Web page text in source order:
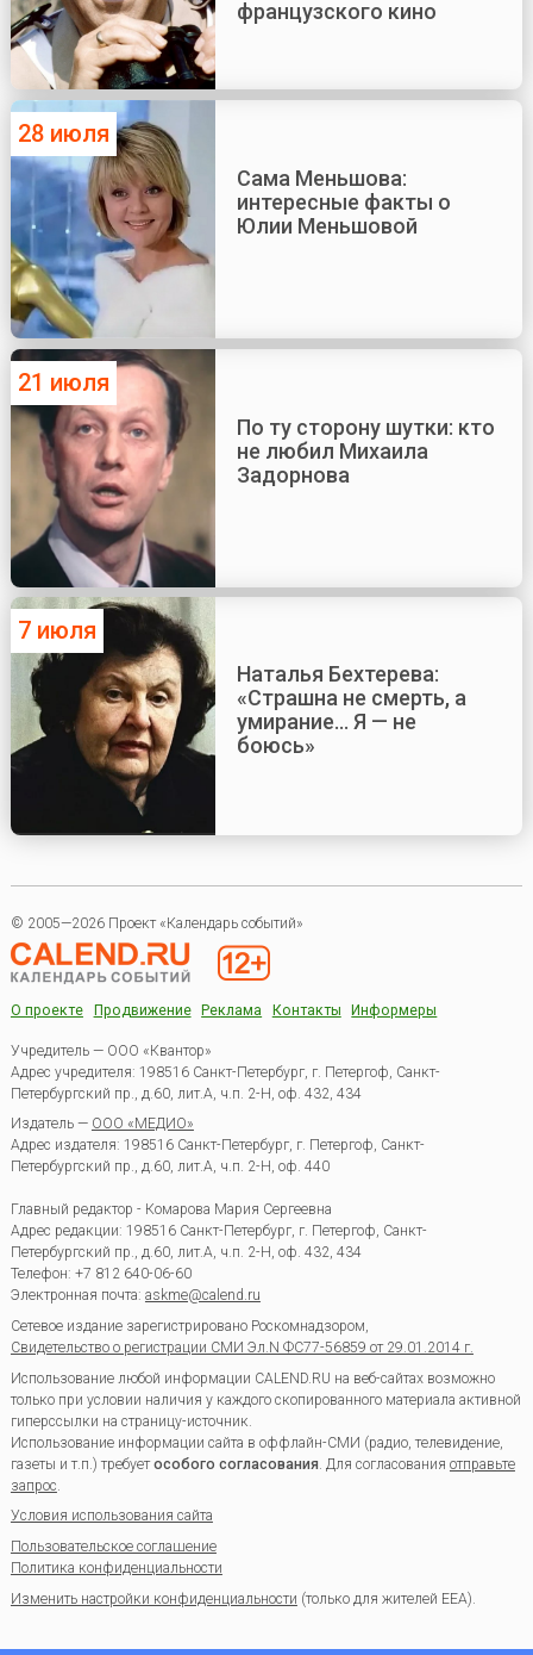
французского кино
28 июля
Сама Меньшова:
интересные факты о
Юлии Меньшовой
21 июля
По ту сторону шутки: кто
не любил Михаила
Задорнова
7 июля
Наталья Бехтерева:
«Страшна не смерть, а
умирание... Я — не
боюсь»
© 2005—2026 Проект «Календарь событий»
О проекте Продвижение Реклама Контакты Информеры
Учредитель — ООО «Квантор»
Адрес учредителя: 198516 Санкт-Петербург, г. Петергоф, Санкт-
Петербургский пр., д.60, лит.А, ч.п. 2-Н, оф. 432, 434
Издатель — ООО «МЕДИО»
Адрес издателя: 198516 Санкт-Петербург, г. Петергоф, Санкт-
Петербургский пр., д.60, лит.А, ч.п. 2-Н, оф. 440
Главный редактор - Комарова Мария Сергеевна
Адрес редакции: 198516 Санкт-Петербург, г. Петергоф, Санкт-
Петербургский пр., д.60, лит.А, ч.п. 2-Н, оф. 432, 434
Телефон: +7 812 640-06-60
Электронная почта: askme@calend.ru
Сетевое издание зарегистрировано Роскомнадзором,
Свидетельство о регистрации СМИ Эл.N ФС77-56859 от 29.01.2014 г.
Использование любой информации CALEND.RU на веб-сайтах возможно
только при условии наличия у каждого скопированного материала активной
гиперссылки на страницу-источник.
Использование информации сайта в оффлайн-СМИ (радио, телевидение,
газеты и т.п.) требуетособого согласования . Для согласования отправьте
запрос
Условия использования сайта
Пользовательское соглашение
Политика конфиденциальности
Изменить настройки конфиденциальности (только для жителей EEA).